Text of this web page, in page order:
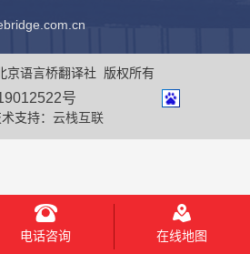
京语言桥翻译社 版权所有
号
支持： 云栈互联
电话咨询 在线地图